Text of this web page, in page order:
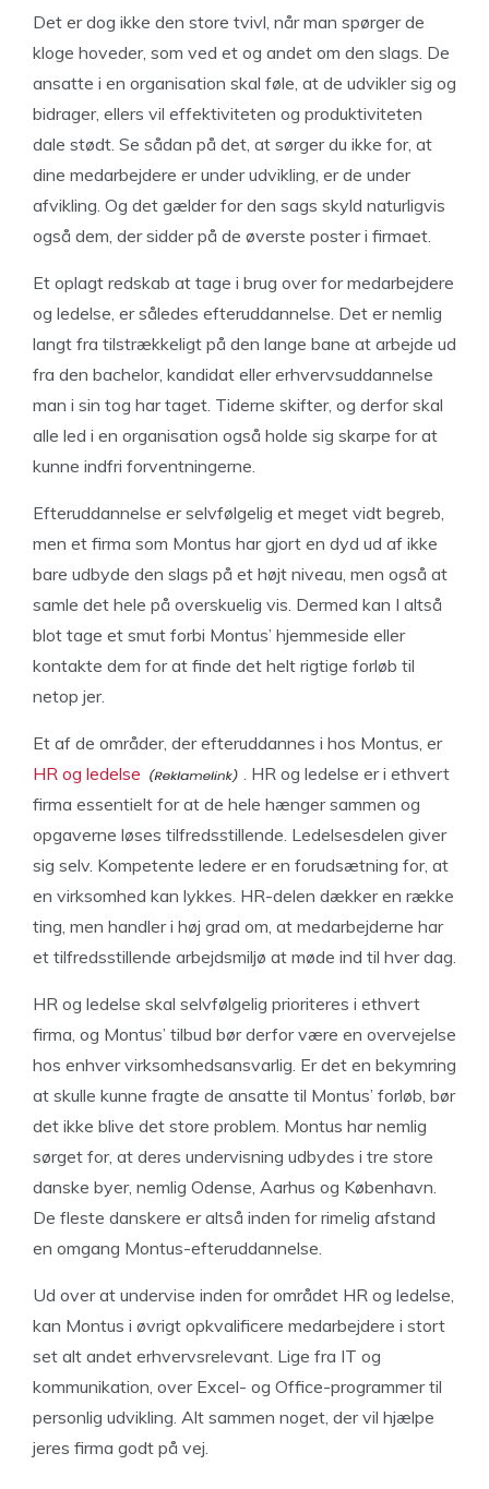
Det er dog ikke den store tvivl, når man spørger de
kloge hoveder, som ved et og andet om den slags. De
ansatte i en organisation skal føle, at de udvikler sig og
bidrager, ellers vil effektiviteten og produktiviteten
dale stødt. Se sådan på det, at sørger du ikke for, at
dine medarbejdere er under udvikling, er de under
afvikling. Og det gælder for den sags skyld naturligvis
også dem, der sidder på de øverste poster i firmaet.
Et oplagt redskab at tage i brug over for medarbejdere
og ledelse, er således efteruddannelse. Det er nemlig
langt fra tilstrækkeligt på den lange bane at arbejde ud
fra den bachelor, kandidat eller erhvervsuddannelse
man i sin tog har taget. Tiderne skifter, og derfor skal
alle led i en organisation også holde sig skarpe for at
kunne indfri forventningerne.
Efteruddannelse er selvfølgelig et meget vidt begreb,
men et firma som Montus har gjort en dyd ud af ikke
bare udbyde den slags på et højt niveau, men også at
samle det hele på overskuelig vis. Dermed kan I altså
blot tage et smut forbi Montus’ hjemmeside eller
kontakte dem for at finde det helt rigtige forløb til
netop jer.
Et af de områder, der efteruddannes i hos Montus, er
HR og ledelse
. HR og ledelse er i ethvert
firma essentielt for at de hele hænger sammen og
opgaverne løses tilfredsstillende. Ledelsesdelen giver
sig selv. Kompetente ledere er en forudsætning for, at
en virksomhed kan lykkes. HR-delen dækker en række
ting, men handler i høj grad om, at medarbejderne har
et tilfredsstillende arbejdsmiljø at møde ind til hver dag.
HR og ledelse skal selvfølgelig prioriteres i ethvert
firma, og Montus’ tilbud bør derfor være en overvejelse
hos enhver virksomhedsansvarlig. Er det en bekymring
at skulle kunne fragte de ansatte til Montus’ forløb, bør
det ikke blive det store problem. Montus har nemlig
sørget for, at deres undervisning udbydes i tre store
danske byer, nemlig Odense, Aarhus og København.
De fleste danskere er altså inden for rimelig afstand
en omgang Montus-efteruddannelse.
Ud over at undervise inden for området HR og ledelse,
kan Montus i øvrigt opkvalificere medarbejdere i stort
set alt andet erhvervsrelevant. Lige fra IT og
kommunikation, over Excel- og Office-programmer til
personlig udvikling. Alt sammen noget, der vil hjælpe
jeres firma godt på vej.